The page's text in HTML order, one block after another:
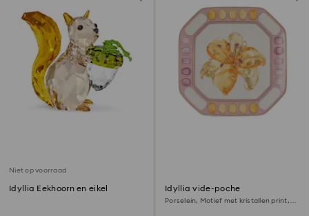
Niet op voorraad
Idyllia Eekhoorn en eikel Idyllia vide-poche
Porselein, Motief met kristallen print,